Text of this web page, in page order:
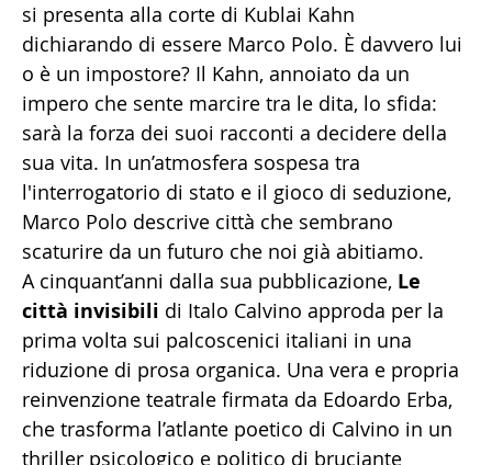
si presenta alla corte di Kublai Kahn
dichiarando di essere Marco Polo. È davvero lui
o è un impostore? Il Kahn, annoiato da un
impero che sente marcire tra le dita, lo sfida:
sarà la forza dei suoi racconti a decidere della
sua vita. In un’atmosfera sospesa tra
l'interrogatorio di stato e il gioco di seduzione,
Marco Polo descrive città che sembrano
scaturire da un futuro che noi già abitiamo.
A cinquant’anni dalla sua pubblicazione, Le
città invisibili di Italo Calvino approda per la
prima volta sui palcoscenici italiani in una
riduzione di prosa organica. Una vera e propria
reinvenzione teatrale firmata da Edoardo Erba,
che trasforma l’atlante poetico di Calvino in un
thriller psicologico e politico di bruciante